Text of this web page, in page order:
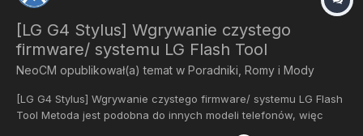
[LG G4 Stylus] Wgrywanie czystego
firmware/ systemu LG Flash Tool
NeoCM opublikował(a) temat w Poradniki, Romy i Mody
[LG G4 Stylus] Wgrywanie czystego firmware/ systemu LG Flash
Tool Metoda jest podobna do innych modeli telefonów, więc